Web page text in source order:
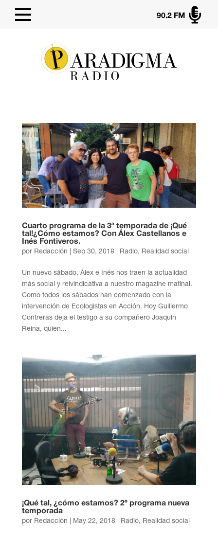

90.2 FM
Cuarto programa de la 3ª temporada de ¡Qué
tal!¿Cómo estamos? Con Álex Castellanos e
Inés Fontiveros.
por Redacción Sep 30, 2018 Radio, Realidad social
Un nuevo sábado, Álex e Inés nos traen la actualidad
más social y reivindicativa a nuestro magazine matinal.
Como todos los sábados han comenzado con la
intervención de Ecologistas en Acción. Hoy Guillermo
Contreras deja el testigo a su compañero Joaquín
Reina, quien...
¡Qué tal, ¿cómo estamos? 2º programa nueva
temporada
por Redacción May 22, 2018 Radio, Realidad social